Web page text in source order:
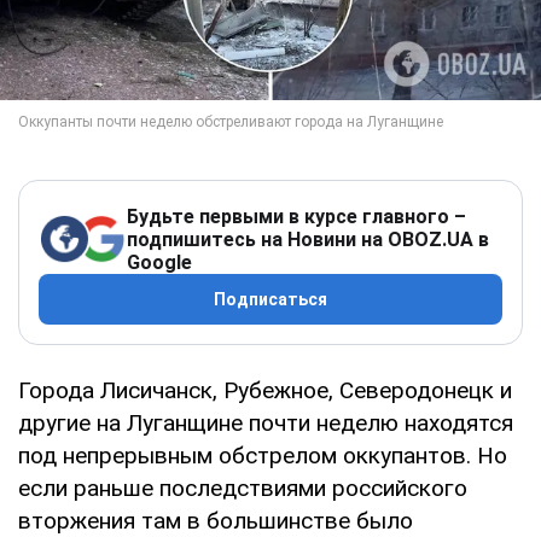
Будьте первыми в курсе главного –
подпишитесь на Новини на OBOZ.UA в
Google
Подписаться
Города Лисичанск, Рубежное, Северодонецк и
другие на Луганщине почти неделю находятся
под непрерывным обстрелом оккупантов. Но
если раньше последствиями российского
вторжения там в большинстве было